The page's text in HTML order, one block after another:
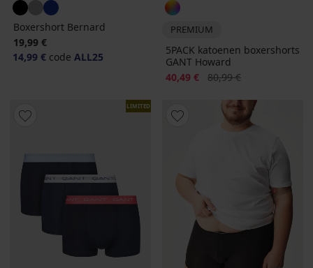
Boxershort Bernard
19,99 €
14,99 € code ALL25
PREMIUM
5PACK katoenen boxershorts
GANT Howard
Korting
40,49 € Oorspronkelijke prijs
80,99 €
LIMITED